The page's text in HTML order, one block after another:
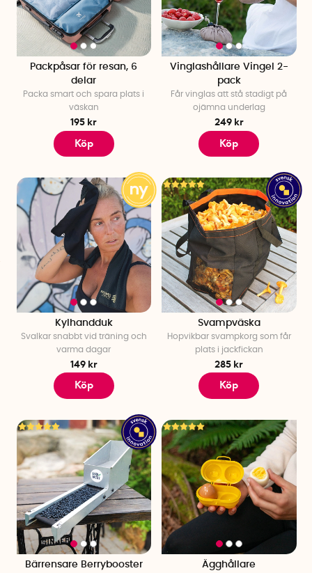
påsar!
Upptäck vårt stora sortiment och beställ idag! Vi har alltid
klimatkompenserade frakter och snabba leveranser!
Packpåsar för resan, 6
delar
Packa smart och spara plats i
väskan
195 kr
Köp
Vinglashållare Vingel 2-
pack
Får vinglas att stå stadigt på
ojämna underlag
249 kr
Köp
Kylhandduk
Svalkar snabbt vid träning och
varma dagar
149 kr
Köp
Svampväska
Hopvikbar svampkorg som får
plats i jackfickan
285 kr
Köp
Bärrensare Berrybooster Ägghållare